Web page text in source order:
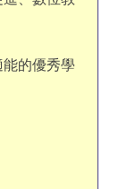
的優秀學